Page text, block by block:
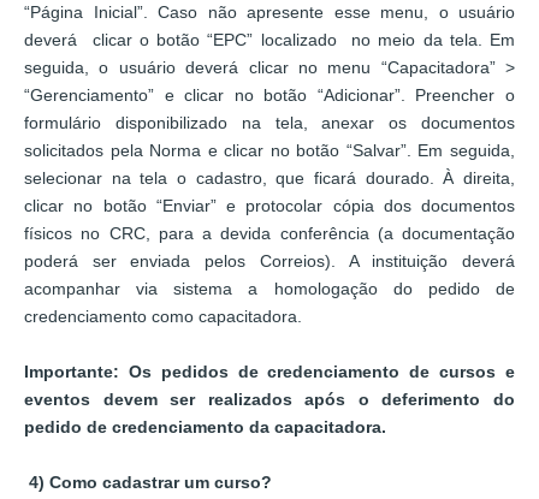
“Página Inicial”. Caso não apresente esse menu, o usuário
deverá clicar o botão “EPC” localizado no meio da tela. Em
seguida, o usuário deverá clicar no menu “Capacitadora” >
“Gerenciamento” e clicar no botão “Adicionar”. Preencher o
formulário disponibilizado na tela, anexar os documentos
solicitados pela Norma e clicar no botão “Salvar”. Em seguida,
selecionar na tela o cadastro, que ficará dourado. À direita,
clicar no botão “Enviar” e protocolar cópia dos documentos
físicos no CRC, para a devida conferência (a documentação
poderá ser enviada pelos Correios). A instituição deverá
acompanhar via sistema a homologação do pedido de
credenciamento como capacitadora.
Importante: Os pedidos de credenciamento de cursos e
eventos devem ser realizados após o deferimento do
pedido de credenciamento da capacitadora.
4) Como cadastrar um curso?